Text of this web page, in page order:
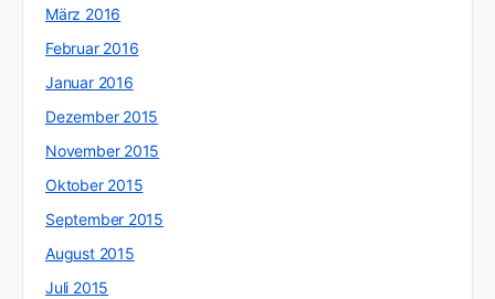
März 2016
Februar 2016
Januar 2016
Dezember 2015
November 2015
Oktober 2015
September 2015
August 2015
Juli 2015